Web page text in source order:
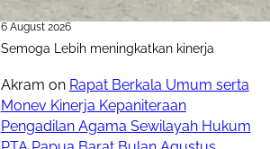
PTA Papua Barat Bulan Agustus
6 August 2026
Semoga Lebih meningkatkan kinerja
Akram on Rapat Berkala Umum serta
Monev Kinerja Kepaniteraan
Pengadilan Agama Sewilayah Hukum